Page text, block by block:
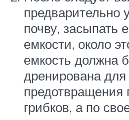
предварительно
почву, засыпать
емкости, около
емкость должна
дренирована для
предотвращения
грибков, а по